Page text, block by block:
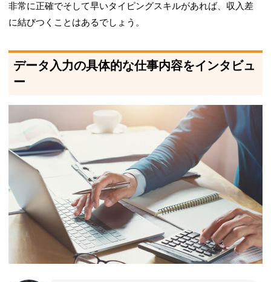
非常に正確でそして早いタイピングスキルがあれば、収入差
に結びつくことはあるでしょう。
データ入力の具体的な仕事内容をインタビュ
ー